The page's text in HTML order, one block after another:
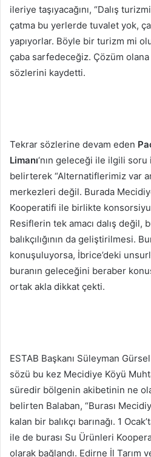
ileriye taşıyacağını, “Dalış
çatma bu yerlerde tuvalet yok,
yapıyorlar. Böyle bir turizm mi
çaba sarfedeceğiz. Çözüm olana
sözlerini kaydetti.
Tekrar sözlerine devam eden
Limanı‘nın geleceği ile ilgili
belirterek “Alternatiflerimiz var
merkezleri değil. Burada
Kooperatifi ile birlikte
Resiflerin tek amacı dalış değil,
balıkçılığının da geliştirilmesi.
konuşuluyorsa, İbrice’deki
buranın geleceğini beraber
ortak akla dikkat çekti.
ESTAB Başkanı Süleyman Gürsel
sözü bu kez Mecidiye Köyü
süredir bölgenin akibetinin ne
belirten Balaban, “Burası
kalan bir balıkçı barınağı. 1
ile de burası Su Ürünleri
olarak bağlandı. Edirne İl Tarım